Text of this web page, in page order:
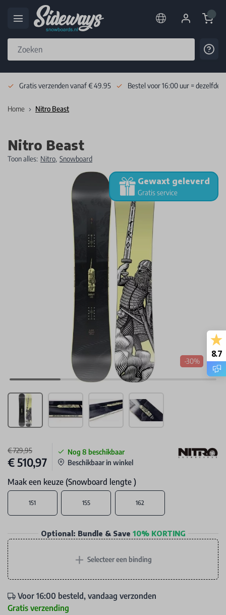
Cart
Gratis verzenden vanaf € 49.95 Bestel voor 16:00 uur = dezelfde
Home Nitro Beast
Nitro Beast
Toon alles: Nitro, Snowboard
Gewaxt geleverd
Gratis service
-30%
€ 729,95
€ 510,97
Nog 8 beschikbaar
Beschikbaar in winkel
Maak een keuze (Snowboard lengte )
151 155 162
Optional: Bundle & Save 10% KORTING
+ Selecteer een binding
Voor 16:00 besteld, vandaag verzonden
Gratis verzending
8.7